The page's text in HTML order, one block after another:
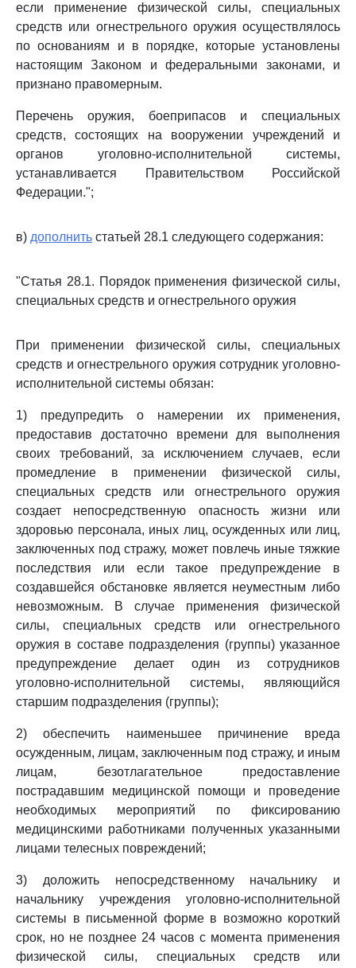
если применение физической силы, специальных
средств или огнестрельного оружия осуществлялось
по основаниям и в порядке, которые установлены
настоящим Законом и федеральными законами, и
признано правомерным.
Перечень оружия, боеприпасов и специальных
средств, состоящих на вооружении учреждений и
органов уголовно-исполнительной системы,
устанавливается Правительством Российской
Федерации.";
в) дополнить статьей 28.1 следующего содержания:
"Статья 28.1. Порядок применения физической силы,
специальных средств и огнестрельного оружия
При применении физической силы, специальных
средств и огнестрельного оружия сотрудник уголовно-
исполнительной системы обязан:
1) предупредить о намерении их применения,
предоставив достаточно времени для выполнения
своих требований, за исключением случаев, если
промедление в применении физической силы,
специальных средств или огнестрельного оружия
создает непосредственную опасность жизни или
здоровью персонала, иных лиц, осужденных или лиц,
заключенных под стражу, может повлечь иные тяжкие
последствия или если такое предупреждение в
создавшейся обстановке является неуместным либо
невозможным. В случае применения физической
силы, специальных средств или огнестрельного
оружия в составе подразделения (группы) указанное
предупреждение делает один из сотрудников
уголовно-исполнительной системы, являющийся
старшим подразделения (группы);
2) обеспечить наименьшее причинение вреда
осужденным, лицам, заключенным под стражу, и иным
лицам, безотлагательное предоставление
пострадавшим медицинской помощи и проведение
необходимых мероприятий по фиксированию
медицинскими работниками полученных указанными
лицами телесных повреждений;
3) доложить непосредственному начальнику и
начальнику учреждения уголовно-исполнительной
системы в письменной форме в возможно короткий
срок, но не позднее 24 часов с момента применения
физической силы, специальных средств или